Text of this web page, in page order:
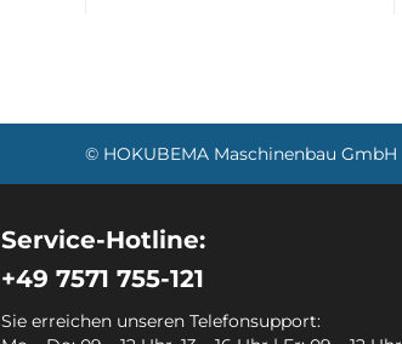
© HOKUBEMA Maschinenbau GmbH
Service-Hotline:
+49 7571 755-121
Sie erreichen unseren Telefonsupport: